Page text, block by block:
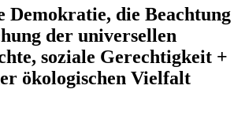
Demokratie, die Beachtung
der universellen
soziale Gerechtigkeit +
ökologischen Vielfalt